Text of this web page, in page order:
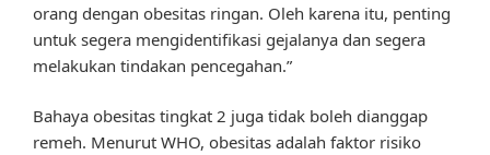
orang dengan obesitas ringan. Oleh karena itu, penting
untuk segera mengidentifikasi gejalanya dan segera
melakukan tindakan pencegahan.”
Bahaya obesitas tingkat 2 juga tidak boleh dianggap
remeh. Menurut WHO, obesitas adalah faktor risiko